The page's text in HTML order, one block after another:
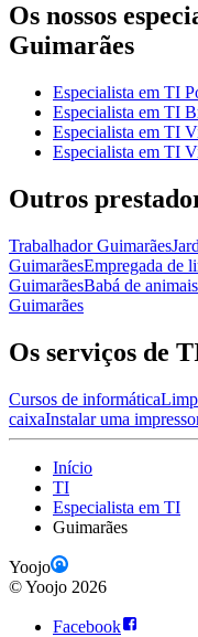
Os nossos
Guimarães
Especialista em TI
Especialista em TI
Especialista em TI
Especialista em TI
Outros
Trabalhador Guimarães
GuimarãesEmpregada de
GuimarãesBabá de
Guimarães
Os serviços de
Cursos de informática
caixaInstalar uma
Início
TI
Especialista em TI
Guimarães
Yoojo
©Yoojo 2026
Facebook